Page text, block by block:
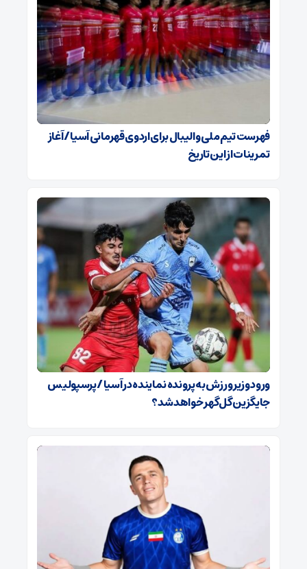
فهرست تیم ملی والیبال برای اردوی قهرمانی آسیا / آغاز
تمرینات از این تاریخ
ورود وزیر ورزش به پرونده نماینده در آسیا / پرسپولیس
جایگزین گل‌گهر خواهد شد؟